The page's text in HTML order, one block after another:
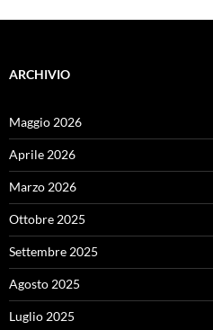
ARCHIVIO
Maggio 2026
Aprile 2026
Marzo 2026
Ottobre 2025
Settembre 2025
Agosto 2025
Luglio 2025